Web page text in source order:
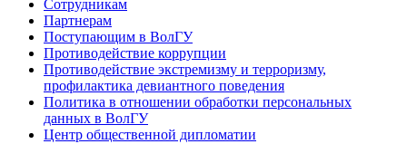
Сотрудникам
Партнерам
Поступающим в ВолГУ
Противодействие коррупции
Противодействие экстремизму и терроризму,
профилактика девиантного поведения
Политика в отношении обработки персональных
данных в ВолГУ
Центр общественной дипломатии